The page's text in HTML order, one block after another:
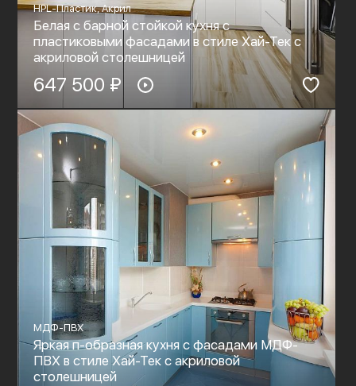
HPL-Пластик, Акрил
Белая с барной стойкой кухня с
пластиковыми фасадами в стиле Хай-Тек c
акриловой столешницей
647 500 ₽
МДФ-ПВХ
Яркая п-образная кухня с фасадами МДФ-
ПВХ в стиле Хай-Тек c акриловой
столешницей